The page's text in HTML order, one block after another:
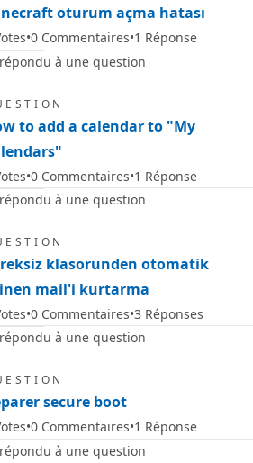
oturum açma hatası
0 Commentaires 1 Réponse
à une question
to add a calendar to "My
0 Commentaires 1 Réponse
à une question
klasorunden otomatik
mail'i kurtarma
0 Commentaires 3 Réponses
à une question
secure boot
0 Commentaires 1 Réponse
à une question